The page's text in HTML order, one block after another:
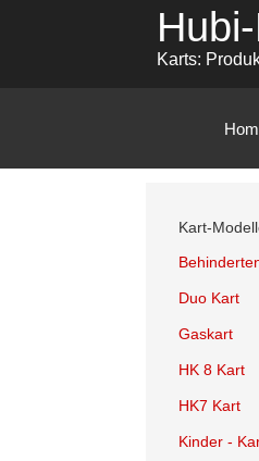
Karts:
Kart-
Duo Kart
Gaskart
HK 8 Kart
HK7 Kart
Kinder -